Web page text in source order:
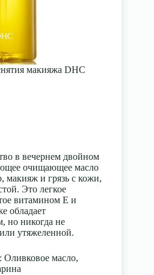
макияжа DHC
в вечернем двойном
очищающее масло
макияж и грязь с кожи,
Это легкое
витамином Е и
обладает
но никогда не
утяжеленной.
: Оливковое масло,